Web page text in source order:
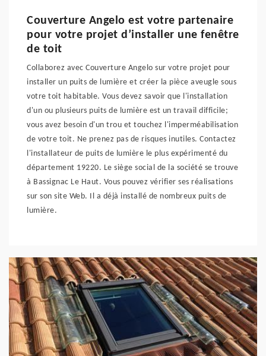
Couverture Angelo est votre partenaire
pour votre projet d’installer une fenêtre
de toit
Collaborez avec Couverture Angelo sur votre projet pour
installer un puits de lumière et créer la pièce aveugle sous
votre toit habitable. Vous devez savoir que l'installation
d'un ou plusieurs puits de lumière est un travail difficile;
vous avez besoin d'un trou et touchez l'imperméabilisation
de votre toit. Ne prenez pas de risques inutiles. Contactez
l'installateur de puits de lumière le plus expérimenté du
département 19220. Le siège social de la société se trouve
à Bassignac Le Haut. Vous pouvez vérifier ses réalisations
sur son site Web. Il a déjà installé de nombreux puits de
lumière.